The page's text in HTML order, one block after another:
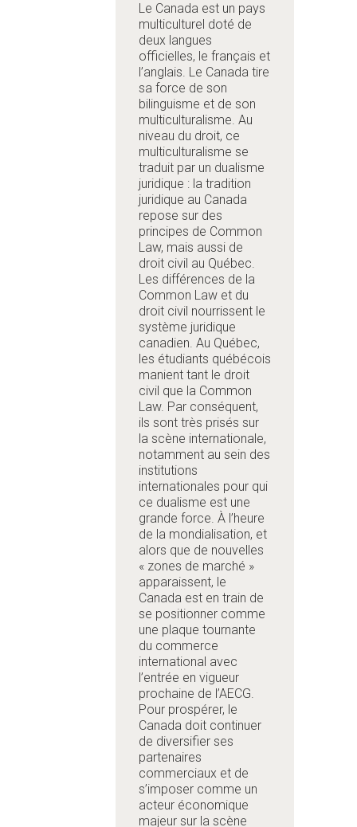
Le Canada est un pays
multiculturel doté de
deux langues
officielles, le français et
l’anglais. Le Canada tire
sa force de son
bilinguisme et de son
multiculturalisme. Au
niveau du droit, ce
multiculturalisme se
traduit par un dualisme
juridique : la tradition
juridique au Canada
repose sur des
principes de Common
Law, mais aussi de
droit civil au Québec.
Les différences de la
Common Law et du
droit civil nourrissent le
système juridique
canadien. Au Québec,
les étudiants québécois
manient tant le droit
civil que la Common
Law. Par conséquent,
ils sont très prisés sur
la scène internationale,
notamment au sein des
institutions
internationales pour qui
ce dualisme est une
grande force. À l’heure
de la mondialisation, et
alors que de nouvelles
« zones de marché »
apparaissent, le
Canada est en train de
se positionner comme
une plaque tournante
du commerce
international avec
l’entrée en vigueur
prochaine de l’AECG.
Pour prospérer, le
Canada doit continuer
de diversifier ses
partenaires
commerciaux et de
s’imposer comme un
acteur économique
majeur sur la scène